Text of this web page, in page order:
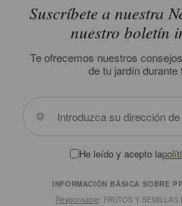
Suscríbete a nuestra
nuestro boletín
Te ofrecemos nuestros
de tu jardín durante
He leído y acepto la
INFORMACIÓN BÁSICA SOBRE
Responsable: FRUTOS Y SEMILLAS